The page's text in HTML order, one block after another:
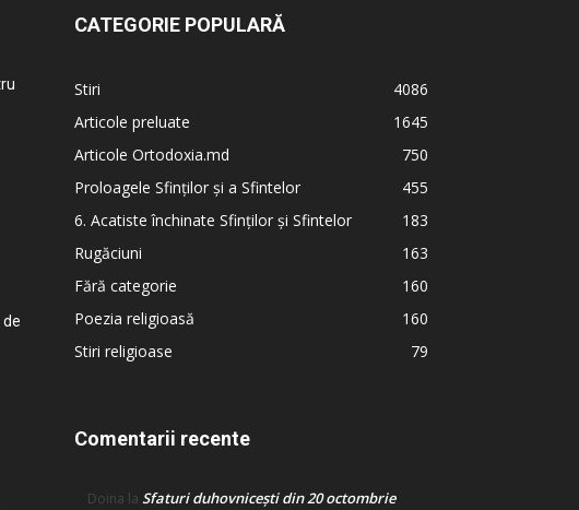
CATEGORIE POPULARĂ
Stiri
4086
Articole preluate
1645
Articole Ortodoxia.md
750
Proloagele Sfinților și a Sfintelor
455
6. Acatiste închinate Sfinților și Sfintelor
183
Rugăciuni
163
Fără categorie
160
Poezia religioasă
160
Stiri religioase
79
Comentarii recente
Doina la Sfaturi duhovnicești din 20 octombrie